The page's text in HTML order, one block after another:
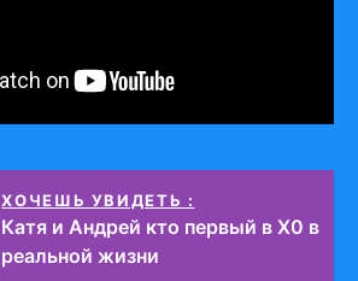
ХОЧЕШЬ УВИДЕТЬ :
Катя и Андрей кто первый в Х0 в
реальной жизни